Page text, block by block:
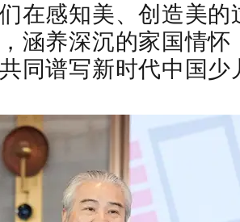
在感知美、创造美
涵养深沉的家国情
同谱写新时代中国